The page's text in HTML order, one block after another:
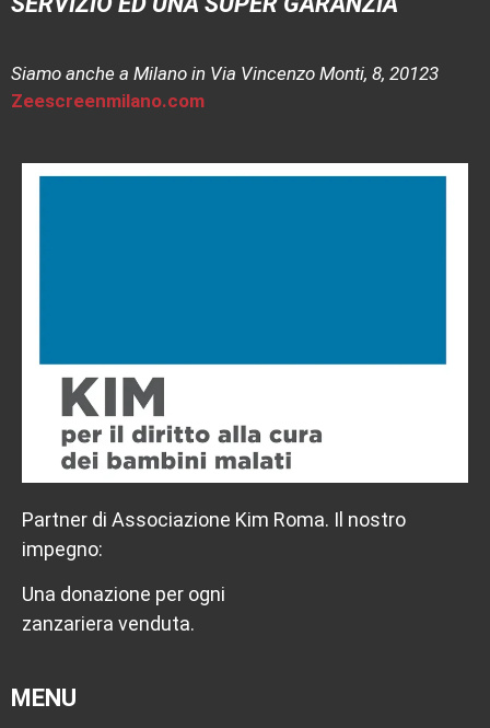
Siamo anche a Milano in Via Vincenzo Monti, 8, 20123
Zeescreenmilano.com
Partner di Associazione Kim Roma. Il nostro
impegno:
Una donazione per ogni
zanzariera venduta.
MENU